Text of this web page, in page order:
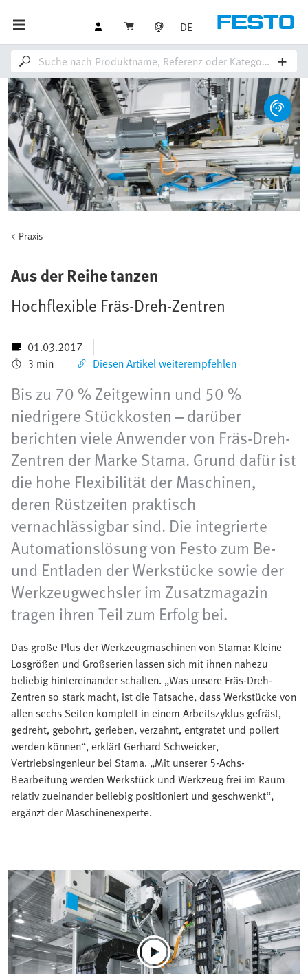
DE
Praxis
Aus der Reihe tanzen
Hochflexible Fräs-Dreh-Zentren
01.03.2017
3 min
Diesen Artikel weiterempfehlen
Bis zu 70 % Zeitgewinn und 50 %
niedrigere Stückkosten – darüber
berichten viele Anwender von Fräs-Dreh-
Zentren der Marke Stama. Grund dafür ist
die hohe Flexibilität der Maschinen,
deren Rüstzeiten praktisch
vernachlässigbar sind. Die integrierte
Automationslösung von Festo zum Be-
und Entladen der Werkstücke sowie der
Werkzeugwechsler im Zusatzmagazin
tragen ihren Teil zum Erfolg bei.
Das große Plus der Werkzeugmaschinen von Stama: Kleine
Losgrößen und Großserien lassen sich mit ihnen nahezu
beliebig hintereinander schalten. „Was unsere Fräs-Dreh-
Zentren so stark macht, ist die Tatsache, dass Werkstücke von
allen sechs Seiten komplett in einem Arbeitszyklus gefräst,
gedreht, gebohrt, gerieben, verzahnt, entgratet und poliert
werden können“, erklärt Gerhard Schweicker,
Vertriebsingenieur bei Stama. „Mit unserer 5-Achs-
Bearbeitung werden Werkstück und Werkzeug frei im Raum
relativ zueinander beliebig positioniert und geschwenkt“,
ergänzt der Maschinenexperte.